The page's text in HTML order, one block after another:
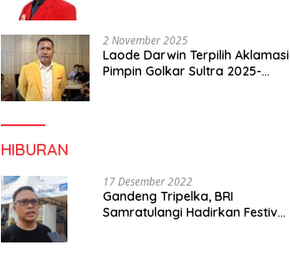
2 November 2025
Laode Darwin Terpilih Aklamasi
Pimpin Golkar Sultra 2025-
HIBURAN
17 Desember 2022
Gandeng Tripelka, BRI
Samratulangi Hadirkan Festival